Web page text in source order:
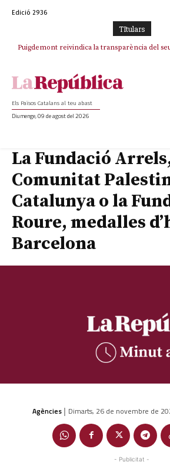
Edició 2936
TItulars
Puigdemont reivindica la transparència del
Portugal acusa Espanya de provocar un
Els Països Catalans al teu abast
Diumenge, 09 de agost del 2026
La Fundació
Comunitat
Catalunya o la
Roure, medalles
Barcelona
Agències | Dimarts, 26 de novembre de
- Publicitat -